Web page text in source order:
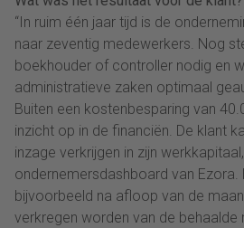
“In ruim één jaar tijd is de
naar zeventig medewerkers. Nog
boekhouder of controller nodig en
administratieve zaken optimaal
Buiten een kostenbesparing van
inzicht op in de financiën. De klant
inzage verkrijgen in zijn
ondernemersdashboard van Ezora.
bijvoorbeeld na afloop van de
verkregen worden van de behaalde